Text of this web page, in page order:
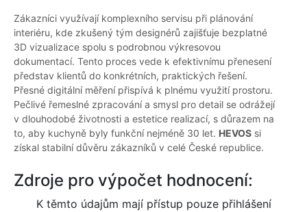
Zákazníci využívají komplexního servisu při plánování
interiéru, kde zkušený tým designérů zajišťuje bezplatné
3D vizualizace spolu s podrobnou výkresovou
dokumentací. Tento proces vede k efektivnímu přenesení
představ klientů do konkrétních, praktických řešení.
Přesné digitální měření přispívá k plnému využití prostoru.
Pečlivé řemeslné zpracování a smysl pro detail se odrážejí
v dlouhodobé životnosti a estetice realizací, s důrazem na
to, aby kuchyně byly funkční nejméně 30 let. HEVOS si
získal stabilní důvěru zákazníků v celé České republice.
Zdroje pro výpočet hodnocení:
K těmto údajům mají přístup pouze přihlášení